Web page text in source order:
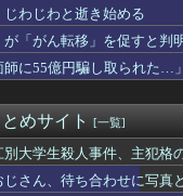
ないｗｗｗwｗｗｗｗｗｗ
」家主の女さん「はぁ？
ボ、ついに大公開ｗｗｗ
食べ物はこれな、試して
ループに完全に舐められ
マンガ毎週末セール（
トカードの正しい使い方
スプレー使っても室内に
せいで太って見えるのま
じわじわと逝き始める
が「がん転移」を促すと判
師に55億円騙し取られた…
めサイト [一覧]
別大学生殺人事件、主犯
じさん、待ち合わせに写